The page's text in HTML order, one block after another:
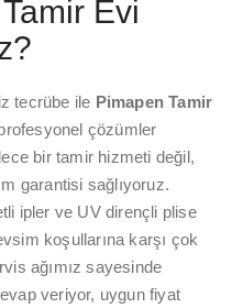
Evi
tecrübe ile Pimapen Tamir
çözümler
bir tamir hizmeti değil,
garantisi sağlıyoruz.
ipler ve UV dirençli plise
koşullarına karşı çok
ağımız sayesinde
veriyor, uygun fiyat